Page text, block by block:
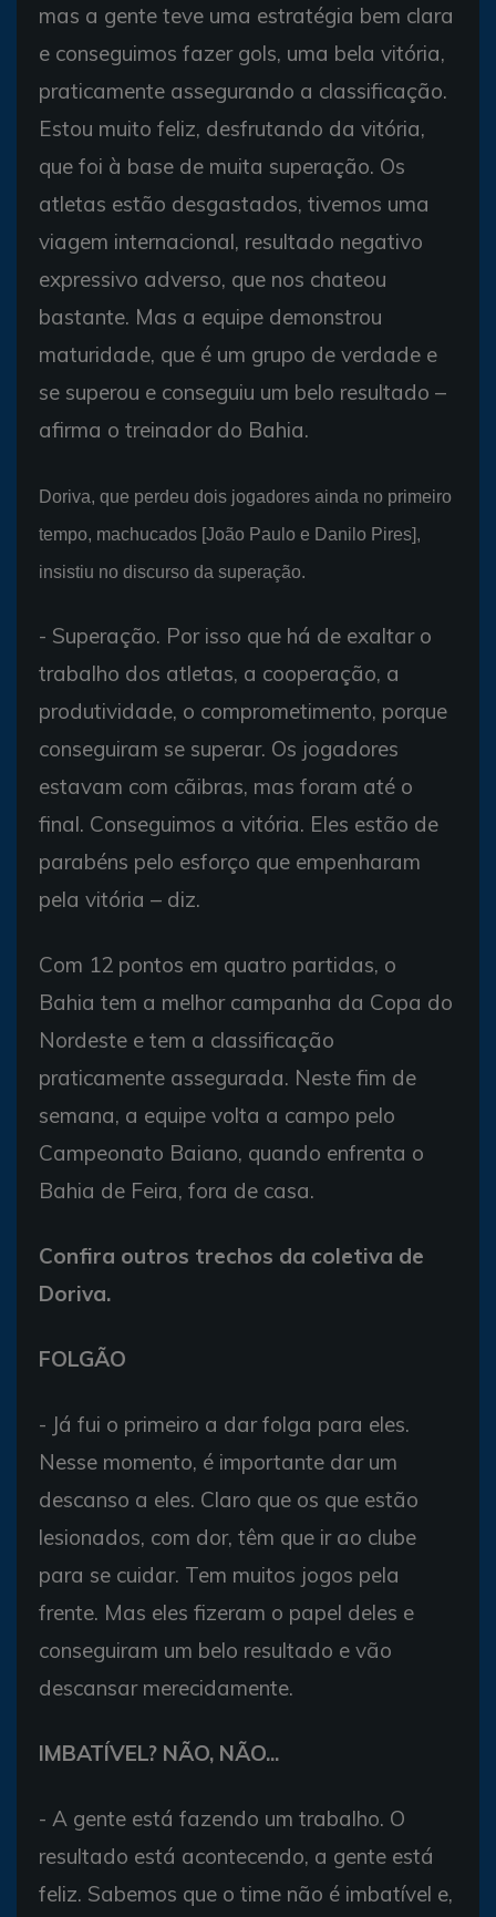
mas a gente teve uma estratégia bem clara
e conseguimos fazer gols, uma bela vitória,
praticamente assegurando a classificação.
Estou muito feliz, desfrutando da vitória,
que foi à base de muita superação. Os
atletas estão desgastados, tivemos uma
viagem internacional, resultado negativo
expressivo adverso, que nos chateou
bastante. Mas a equipe demonstrou
maturidade, que é um grupo de verdade e
se superou e conseguiu um belo resultado –
afirma o treinador do Bahia.
Doriva, que perdeu dois jogadores ainda no primeiro
tempo, machucados [João Paulo e Danilo Pires],
insistiu no discurso da superação.
- Superação. Por isso que há de exaltar o
trabalho dos atletas, a cooperação, a
produtividade, o comprometimento, porque
conseguiram se superar. Os jogadores
estavam com cãibras, mas foram até o
final. Conseguimos a vitória. Eles estão de
parabéns pelo esforço que empenharam
pela vitória – diz.
Com 12 pontos em quatro partidas, o
Bahia tem a melhor campanha da Copa do
Nordeste e tem a classificação
praticamente assegurada. Neste fim de
semana, a equipe volta a campo pelo
Campeonato Baiano, quando enfrenta o
Bahia de Feira, fora de casa.
Confira outros trechos da coletiva de
Doriva.
FOLGÃO
- Já fui o primeiro a dar folga para eles.
Nesse momento, é importante dar um
descanso a eles. Claro que os que estão
lesionados, com dor, têm que ir ao clube
para se cuidar. Tem muitos jogos pela
frente. Mas eles fizeram o papel deles e
conseguiram um belo resultado e vão
descansar merecidamente.
IMBATÍVEL? NÃO, NÃO...
- A gente está fazendo um trabalho. O
resultado está acontecendo, a gente está
feliz. Sabemos que o time não é imbatível e,